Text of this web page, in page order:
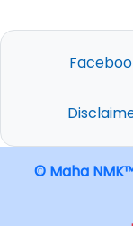
© Maha